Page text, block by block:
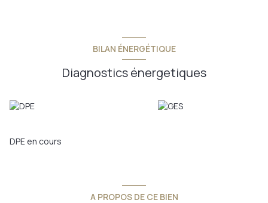
BILAN ÉNERGÉTIQUE
Diagnostics énergetiques
DPE en cours
A PROPOS DE CE BIEN